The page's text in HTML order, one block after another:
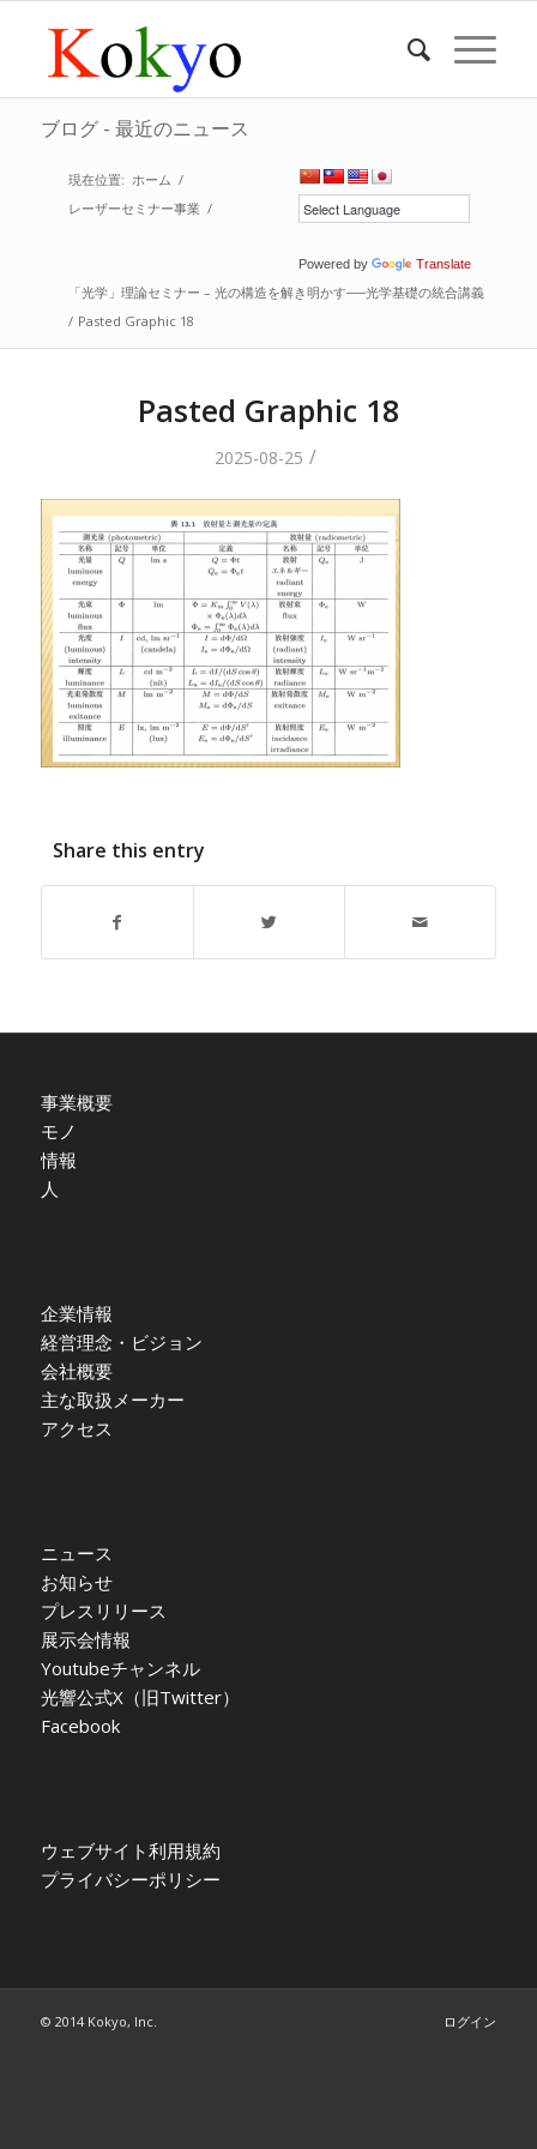
ブログ - 最近のニュース
Powered by Translate
現在位置: ホーム /
レーザーセミナー事業 /
「光学」理論セミナー – 光の構造を解き明かす──光学基礎の統合講義
/ Pasted Graphic 18
Pasted Graphic 18
2025-08-25 /
Share this entry
事業概要
モノ
情報
人
企業情報
経営理念・ビジョン
会社概要
主な取扱メーカー
アクセス
ニュース
お知らせ
プレスリリース
展示会情報
Youtubeチャンネル
光響公式X（旧Twitter）
Facebook
ウェブサイト利用規約
プライバシーポリシー
© 2014 Kokyo, Inc. ログイン